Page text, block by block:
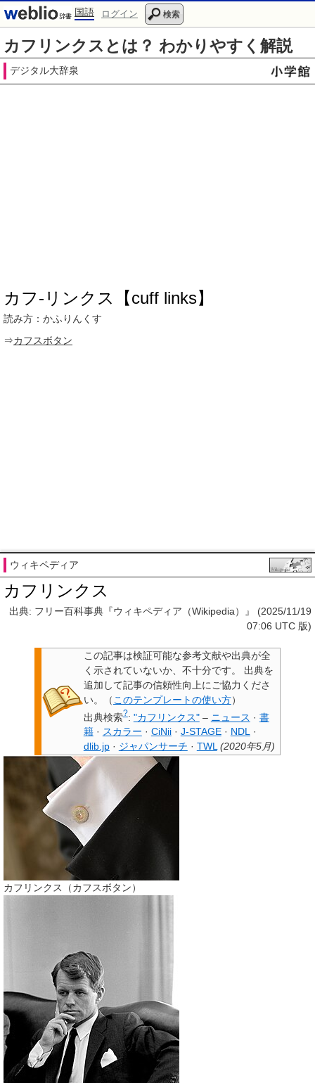
国語 ログイン 検索
カフリンクスとは？ わかりやすく解説
デジタル大辞泉
カフ‐リンクス【cuff links】
読み方：かふりんくす
⇒カフスボタン
ウィキペディア
カフリンクス
出典: フリー百科事典『ウィキペディア（Wikipedia）』 (2025/11/19
07:06 UTC 版)
この記事は検証可能な参考文献や出典が全
く示されていないか、不十分です。
出典を
追加して記事の信頼性向上にご協力くださ
い。
（ このテンプレートの使い方）
出典検索?: "カフリンクス"– ニュース · 書
籍 · スカラー · CiNii · J-STAGE · NDL ·
dlib.jp · ジャパンサーチ · TWL (2020年5月)
カフリンクス（カフスボタン）